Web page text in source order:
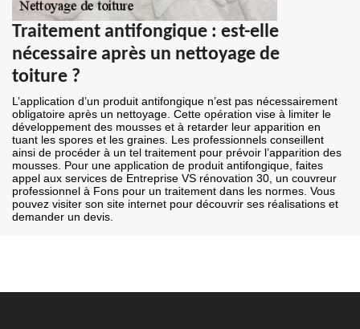
Traitement antifongique : est-elle
nécessaire après un nettoyage de
toiture ?
L’application d’un produit antifongique n’est pas nécessairement
obligatoire après un nettoyage. Cette opération vise à limiter le
développement des mousses et à retarder leur apparition en
tuant les spores et les graines. Les professionnels conseillent
ainsi de procéder à un tel traitement pour prévoir l’apparition des
mousses. Pour une application de produit antifongique, faites
appel aux services de Entreprise VS rénovation 30, un couvreur
professionnel à Fons pour un traitement dans les normes. Vous
pouvez visiter son site internet pour découvrir ses réalisations et
demander un devis.